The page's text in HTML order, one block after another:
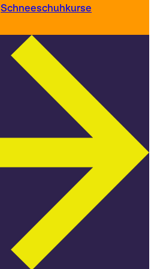
Schneeschuhkurse